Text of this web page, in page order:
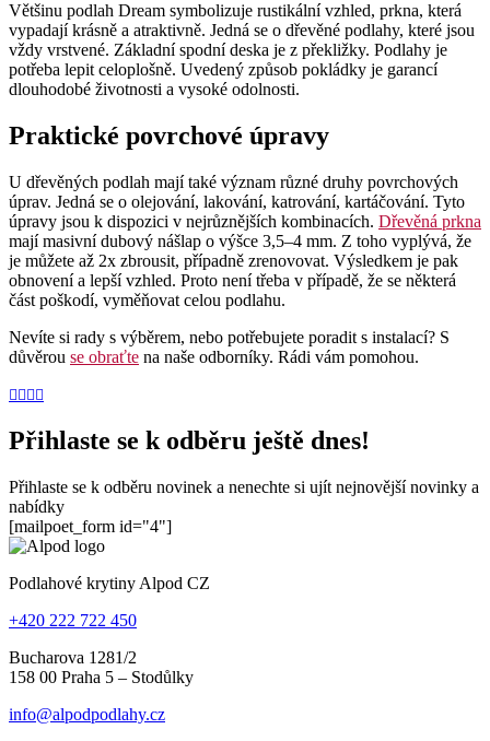
Většinu podlah Dream symbolizuje rustikální vzhled, prkna, která
vypadají krásně a atraktivně. Jedná se o dřevěné podlahy, které jsou
vždy vrstvené. Základní spodní deska je z překližky. Podlahy je
potřeba lepit celoplošně. Uvedený způsob pokládky je garancí
dlouhodobé životnosti a vysoké odolnosti.
Praktické povrchové úpravy
U dřevěných podlah mají také význam různé druhy povrchových
úprav. Jedná se o olejování, lakování, katrování, kartáčování. Tyto
úpravy jsou k dispozici v nejrůznějších kombinacích. Dřevěná prkna
mají masivní dubový nášlap o výšce 3,5–4 mm. Z toho vyplývá, že
je můžete až 2x zbrousit, případně zrenovovat. Výsledkem je pak
obnovení a lepší vzhled. Proto není třeba v případě, že se některá
část poškodí, vyměňovat celou podlahu.
Nevíte si rady s výběrem, nebo potřebujete poradit s instalací? S
důvěrou se obraťte na naše odborníky. Rádi vám pomohou.
Přihlaste se k odběru ještě dnes!
Přihlaste se k odběru novinek a nenechte si ujít nejnovější novinky a
nabídky
[mailpoet_form id="4"]
Podlahové krytiny Alpod CZ
+420 222 722 450
Bucharova 1281/2
158 00 Praha 5 – Stodůlky
info@alpodpodlahy.cz